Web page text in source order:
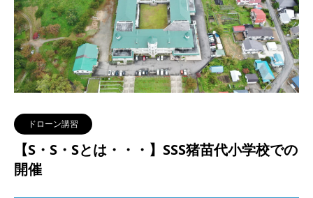
ドローン講習
【S・S・Sとは・・・】SSS猪苗代小学校での
開催